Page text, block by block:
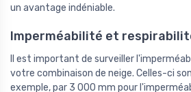
un avantage indéniable.
Imperméabilité et
Il est important de surveiller
votre combinaison de neige. Celles-ci
exemple, par 3 000 mm pour